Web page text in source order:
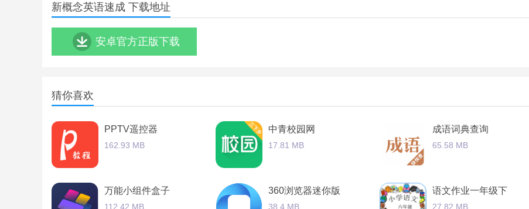
完成学校学习后孩子们可以在家里观看视频复习和预览课程内容；
修复了视频无法播放是问题优化了软件里面的图标提升美观性优化了程序的性能提升稳定性
通过详细的学习内容你可以自由学习新的英语单词概念这将为你带来良好而简单的学习操作;
提供课文有声中英字幕同步课文跟读纠音课文听抄训练单词同步强化训练四级英语单词攻略；
新概念英语速成 下载地址
安卓官方正版下载
猜你喜欢
PPTV遥控器
162.93 MB
中青校园网
17.81 MB
成语词典查询
65.58 MB
万能小组件盒子
112.42 MB
360浏览器迷你版
38.4 MB
语文作业一年级下
27.82 MB